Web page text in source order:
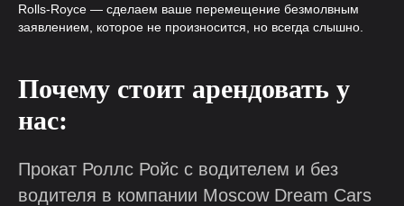
Rolls-Royce — сделаем ваше перемещение безмолвным
заявлением, которое не произносится, но всегда слышно.
Почему стоит арендовать у
нас:
Прокат Роллс Ройс с водителем и без
водителя в компании Moscow Dream Cars